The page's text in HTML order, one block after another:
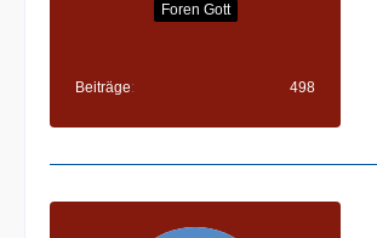
Foren Gott
Beiträge 498